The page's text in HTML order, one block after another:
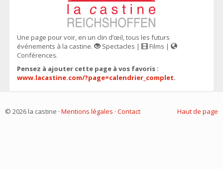
Une page pour voir, en un clin d’œil, tous les futurs
événements à la castine.
Spectacles |
Films |
Conférences.
Pensez à ajouter cette page à vos favoris :
www.lacastine.com/?page=calendrier_complet.
Haut de page
© 2026 la castine · Mentions légales · Contact